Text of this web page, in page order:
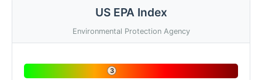
US EPA Index
Environmental Protection Agency
3